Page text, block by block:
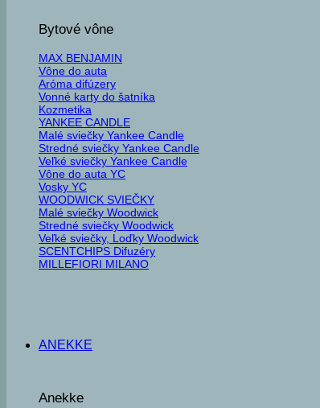
Bytové vône
MAX BENJAMIN
Vône do auta
Aróma difúzery
Vonné karty do šatníka
Kozmetika
YANKEE CANDLE
Malé sviečky Yankee Candle
Stredné sviečky Yankee Candle
Veľké sviečky Yankee Candle
Vône do auta YC
Vosky YC
WOODWICK SVIEČKY
Malé sviečky Woodwick
Stredné sviečky Woodwick
Veľké sviečky, Loďky Woodwick
SCENTCHIPS Difuzéry
MILLEFIORI MILANO
ANEKKE
Anekke